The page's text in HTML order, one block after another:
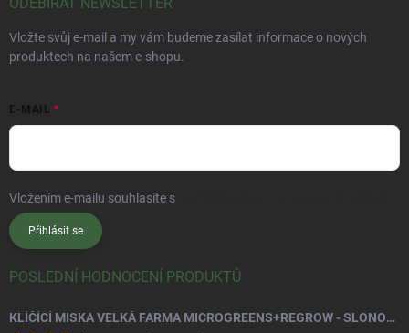
Vložte svůj e-mail a my vám budeme zasílat informace o nových
produktech na našem e-shopu.
E-MAIL
Vložením e-mailu souhlasíte s
Přihlásit se
POSLEDNÍ HODNOCENÍ PRODUKTŮ
KLÍČÍCÍ MISKA VELKÁ FARMA MICROGREENS+REGROW - SLONOVÁ KOST